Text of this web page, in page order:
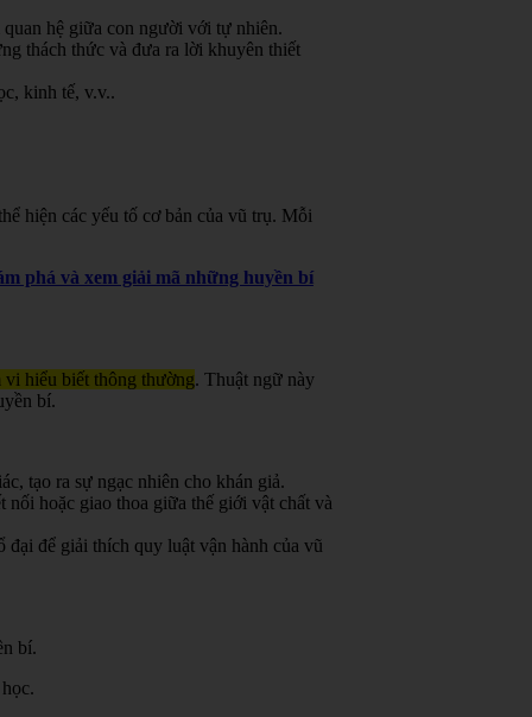
hệ giữa con người với tự nhiên.
thách thức và đưa ra lời khuyên thiết
kinh tế, v.v..
hiện các yếu tố cơ bản của vũ trụ. Mỗi
phá và xem giải mã những huyền bí
vi hiểu biết thông thường. Thuật ngữ này
bí.
tạo ra sự ngạc nhiên cho khán giả.
hoặc giao thoa giữa thế giới vật chất và
để giải thích quy luật vận hành của vũ
bí.